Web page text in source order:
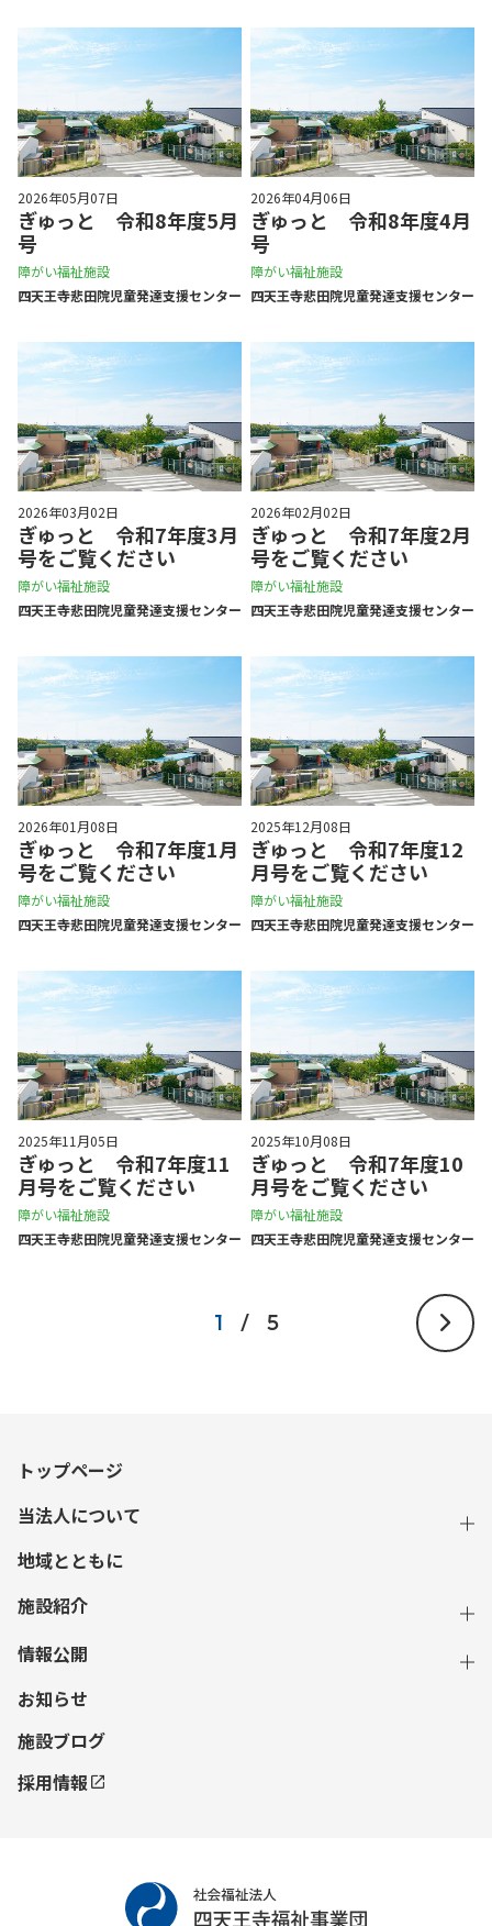
2026年05月07日
ぎゅっと 令和8年度5月
号
障がい福祉施設
四天王寺悲⽥院児童発達⽀援センター
2026年04月06日
ぎゅっと 令和8年度4月
号
障がい福祉施設
四天王寺悲⽥院児童発達⽀援センター
2026年03月02日
ぎゅっと 令和7年度3月
号をご覧ください
障がい福祉施設
四天王寺悲⽥院児童発達⽀援センター
2026年02月02日
ぎゅっと 令和7年度2月
号をご覧ください
障がい福祉施設
四天王寺悲⽥院児童発達⽀援センター
2026年01月08日
ぎゅっと 令和7年度1月
号をご覧ください
障がい福祉施設
四天王寺悲⽥院児童発達⽀援センター
2025年12月08日
ぎゅっと 令和7年度12
月号をご覧ください
障がい福祉施設
四天王寺悲⽥院児童発達⽀援センター
2025年11月05日
ぎゅっと 令和7年度11
月号をご覧ください
障がい福祉施設
四天王寺悲⽥院児童発達⽀援センター
2025年10月08日
ぎゅっと 令和7年度10
月号をご覧ください
障がい福祉施設
四天王寺悲⽥院児童発達⽀援センター
1 / 5
トップページ
当法人について
地域とともに
施設紹介
情報公開
お知らせ
施設ブログ
採用情報